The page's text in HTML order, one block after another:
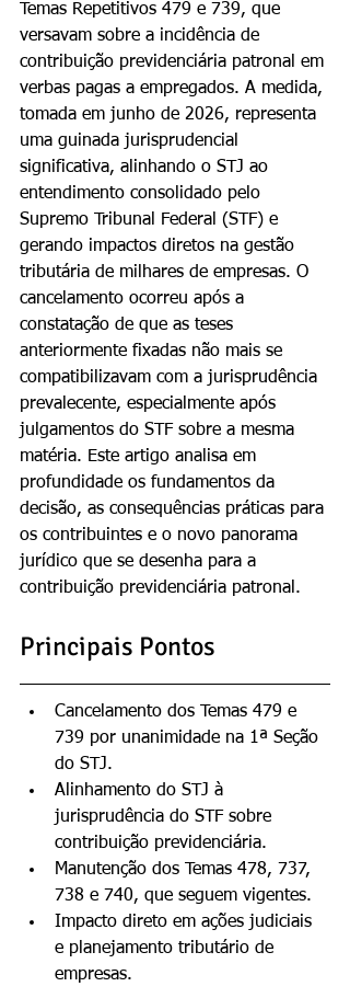
Temas Repetitivos 479 e 739, que
versavam sobre a incidência de
contribuição previdenciária patronal em
verbas pagas a empregados. A medida,
tomada em junho de 2026, representa
uma guinada jurisprudencial
significativa, alinhando o STJ ao
entendimento consolidado pelo
Supremo Tribunal Federal (STF) e
gerando impactos diretos na gestão
tributária de milhares de empresas. O
cancelamento ocorreu após a
constatação de que as teses
anteriormente fixadas não mais se
compatibilizavam com a jurisprudência
prevalecente, especialmente após
julgamentos do STF sobre a mesma
matéria. Este artigo analisa em
profundidade os fundamentos da
decisão, as consequências práticas para
os contribuintes e o novo panorama
jurídico que se desenha para a
contribuição previdenciária patronal.
Principais Pontos
Cancelamento dos Temas 479 e
739 por unanimidade na 1ª Seção
do STJ.
Alinhamento do STJ à
jurisprudência do STF sobre
contribuição previdenciária.
Manutenção dos Temas 478, 737,
738 e 740, que seguem vigentes.
Impacto direto em ações judiciais
e planejamento tributário de
empresas.